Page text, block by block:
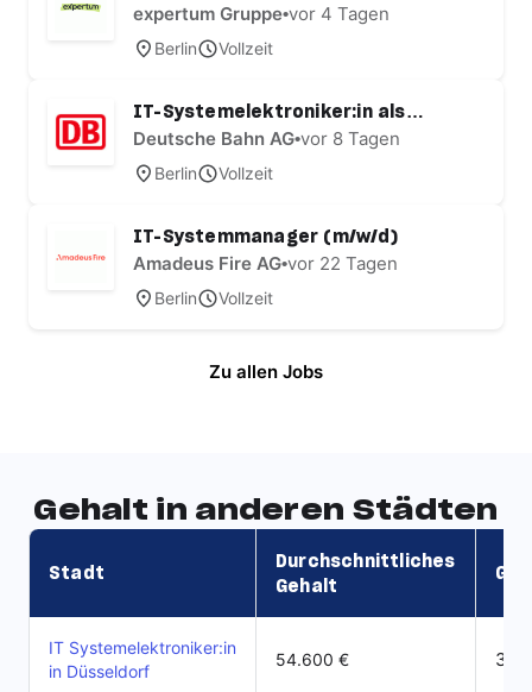
Rechenzentrum (m/w/d) Data
Center
expertum Gruppe•vor 4 Tagen
Berlin Vollzeit
IT-Systemelektroniker:in als
Servicetechniker:in Kabeltechnik
Deutsche Bahn AG•vor 8 Tagen
Berlin Vollzeit
IT-Systemmanager (m/w/d)
Amadeus Fire AG•vor 22 Tagen
Berlin Vollzeit
Zu allen Jobs
Gehalt in anderen Städten
Stadt
Durchschnittliches
Gehalt
IT Systemelektroniker:in
in Düsseldorf
54.600 €